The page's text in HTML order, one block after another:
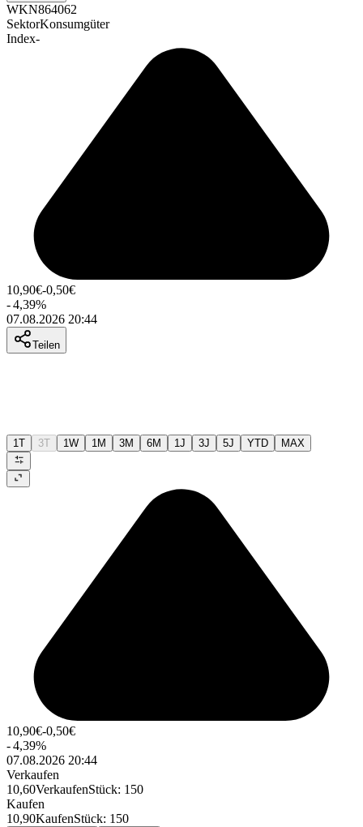
WKN864062
SektorKonsumgüter
Index-
10,90€-0,50€
-4,39%
07.08.2026 20:44
Teilen
1T 3T 1W 1M 3M 6M 1J 3J 5J YTD MAX
10,90€-0,50€
-4,39%
07.08.2026 20:44
Verkaufen
10,60VerkaufenStück: 150
Kaufen
10,90KaufenStück: 150